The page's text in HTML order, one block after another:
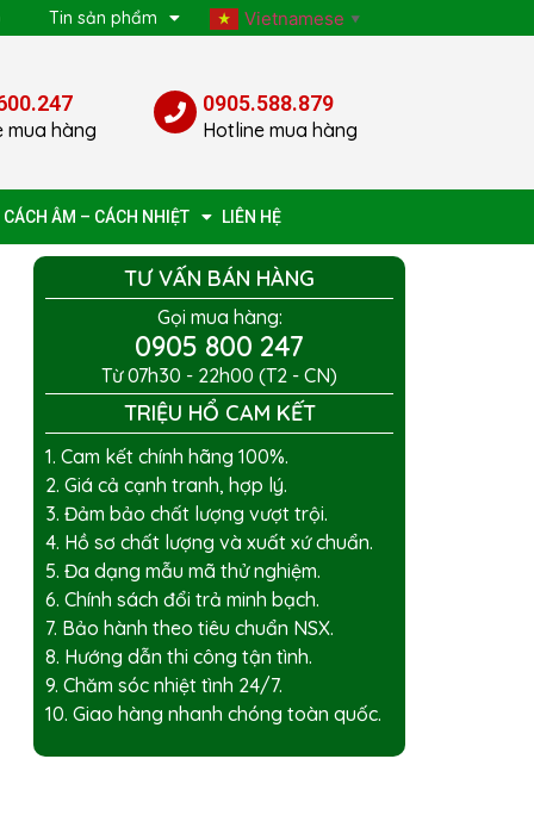
Tin sản phẩm Vietnamese ▼
mua hàng
0905.588.879
Hotline mua hàng
CÁCH ÂM – CÁCH NHIỆT LIÊN HỆ
TƯ VẤN BÁN HÀNG
Gọi mua hàng:
0905 800 247
Từ 07h30 - 22h00 (T2 - CN)
TRIỆU HỔ CAM KẾT
1. Cam kết chính hãng 100%.
2. Giá cả cạnh tranh, hợp lý.
3. Đảm bảo chất lượng vượt trội.
4. Hồ sơ chất lượng và xuất xứ chuẩn.
5. Đa dạng mẫu mã thử nghiệm.
6. Chính sách đổi trả minh bạch.
7. Bảo hành theo tiêu chuẩn NSX.
8. Hướng dẫn thi công tận tình.
9. Chăm sóc nhiệt tình 24/7.
10. Giao hàng nhanh chóng toàn quốc.